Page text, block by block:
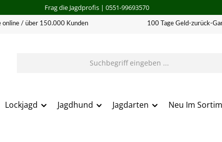
Frag die Jagdprofis| 0551-99693570
online / über 150.000 Kunden 100 Tage Geld-zurück-
Lockjagd Jagdhund Jagdarten Neu Im